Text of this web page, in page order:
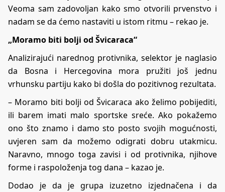
Veoma sam zadovoljan kako smo otvorili prvenstvo i
nadam se da ćemo nastaviti u istom ritmu – rekao je.
„Moramo biti bolji od Švicaraca“
Analizirajući narednog protivnika, selektor je naglasio
da Bosna i Hercegovina mora pružiti još jednu
vrhunsku partiju kako bi došla do pozitivnog rezultata.
– Moramo biti bolji od Švicaraca ako želimo pobijediti,
ili barem imati malo sportske sreće. Ako pokažemo
ono što znamo i damo sto posto svojih mogućnosti,
uvjeren sam da možemo odigrati dobru utakmicu.
Naravno, mnogo toga zavisi i od protivnika, njihove
forme i raspoloženja tog dana – kazao je.
Dodao je da je grupa izuzetno izjednačena i da